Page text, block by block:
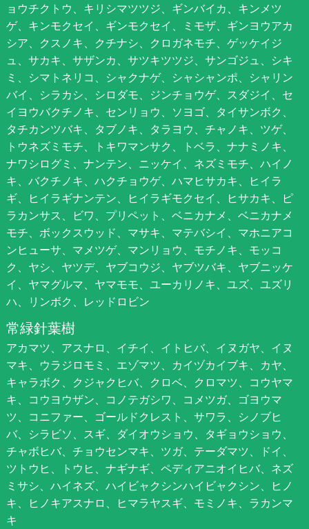
ョウチクトウ、キリシマツツジ、ギンバイカ、キンメツ
ゲ、キンモクセイ、ギンモクセイ、ミモザ、ギンヨウアカ
シア、クスノキ、クチナシ、クロガネモチ、ゲッケイジ
ュ、サカキ、サザンカ、サツキツツジ、サンゴジュ、シキ
ミ、シマトネリコ、シャクナゲ、シャシャンポ、シャリン
バイ、シラカシ、シロダモ、ジンチョウゲ、スダジイ、セ
イヨウバクチノキ、センリョウ、ソヨゴ、タイサンボク、
タチカンツバキ、タブノキ、タラヨウ、チャノキ、ツゲ、
トウネズミモチ、トキワマンサク、トベラ、ナナミノキ、
ナワシログミ、ナンテン、ニッケイ、ネズミモチ、ハイノ
キ、バクチノキ、ハクチョウゲ、ハマヒサカキ、ヒイラ
ギ、ヒイラギナンテン、ヒイラギモクセイ、ヒサカキ、ピ
ラカンサス、ビワ、プリペット、ベニカナメ、ベニカナメ
モチ、ボックスウッド、マサキ、マテバシイ、マホニアコ
ンヒューサ、マメツゲ、マンリョウ、モチノキ、モッコ
ク、ヤシ、ヤツデ、ヤブコウジ、ヤブツバキ、ヤブニッケ
イ、ヤマグルマ、ヤマモモ、ユーカリノキ、ユズ、ユズリ
ハ、リンボク、レッドロビン
常緑針葉樹
アカマツ、アスナロ、イチイ、イトヒバ、イヌガヤ、イヌ
マキ、ウラジロモミ、エゾマツ、カイヅカイブキ、カヤ、
キャラボク、クジャクヒバ、クロベ、クロマツ、コウヤマ
キ、コウヨウザン、コノテガシワ、コメツガ、ゴヨウマ
ツ、コニファー、ゴールドクレスト、サワラ、シノブヒ
バ、シラビソ、スギ、ダイオウショウ、タギョウショウ、
チャボヒバ、チョウセンマキ、ツガ、テーダマツ、ドイ、
ツトウヒ、トウヒ、ナギナギ、ペディアニオイヒバ、ネズ
ミサシ、ハイネズ、ハイビャクシンハイビャクシン、ヒノ
キ、ヒノキアスナロ、ヒマラヤスギ、モミノキ、ラカンマ
キ